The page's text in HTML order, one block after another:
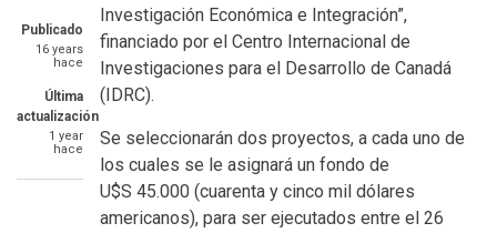
Publicado
16 years
hace
Última
actualización
1 year
hace
Investigación Económica e Integración”,
financiado por el Centro Internacional de
Investigaciones para el Desarrollo de Canadá
(IDRC).
Se seleccionarán dos proyectos, a cada uno de
los cuales se le asignará un fondo de
U$S 45.000 (cuarenta y cinco mil dólares
americanos), para ser ejecutados entre el 26